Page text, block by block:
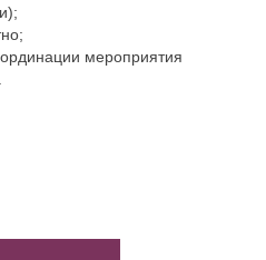
мероприятия